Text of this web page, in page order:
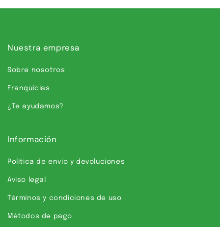
Nuestra empresa
Sobre nosotros
Franquicias
¿Te ayudamos?
Información
Política de envío y devoluciones
Aviso legal
Términos y condiciones de uso
Métodos de pago